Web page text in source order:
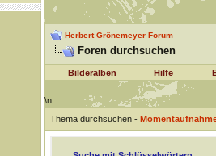
Herbert Grönemeyer Forum
Foren durchsuchen
Bilderalben Hilfe
\n
Thema durchsuchen -